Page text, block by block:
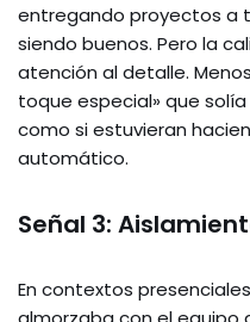
entregando proyectos a
siendo buenos. Pero la
atención al detalle.
toque especial» que
como si estuvieran
automático.
Señal 3:
En contextos